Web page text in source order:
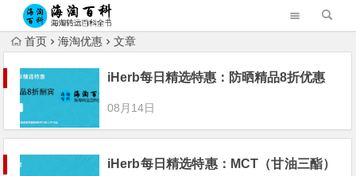
首页 海淘优惠 文章
iHerb每日精选特惠：防晒精品8折优惠
08月14日
iHerb每日精选特惠：MCT（甘油三酯）